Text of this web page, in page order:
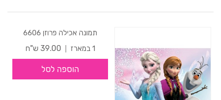
תמונה אכילה פרוזן 6606
1 במארז
39.00 ש"ח
הוספה לסל